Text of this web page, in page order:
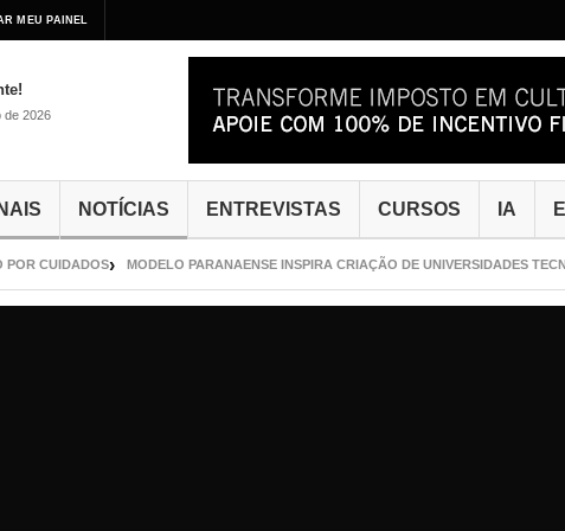
MEU PAINEL
de 2026
NOTÍCIAS ENTREVISTAS CURSOS IA
CUIDADOS MODELO PARANAENSE INSPIRA CRIAÇÃO DE UNIVERSIDADES